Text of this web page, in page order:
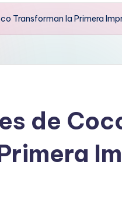
Transforman la Primera
de